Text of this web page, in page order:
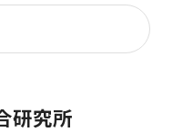
研究所